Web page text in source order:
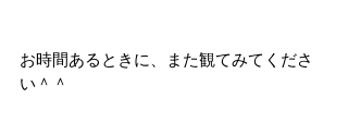
お時間あるときに、また観てみてくださ
い＾＾